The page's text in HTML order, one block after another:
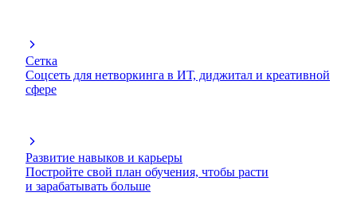
Сетка
Соцсеть для нетворкинга в ИТ, диджитал и креативной
сфере
Развитие навыков и карьеры
Постройте свой план обучения, чтобы расти
и зарабатывать больше